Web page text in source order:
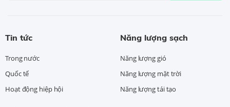
Tin tức
Trong nước
Quốc tế
Hoạt động hiệp hội
Năng lượng sạch
Năng lượng gió
Năng lượng mặt trời
Năng lượng tái tạo